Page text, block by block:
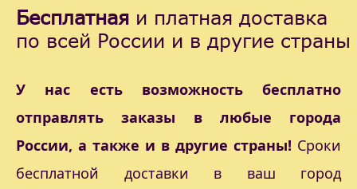
Бесплатная и платная доставка
по всей России и в другие страны
У нас есть возможность бесплатно
отправлять заказы в любые города
России, а также и в другие страны! Сроки
бесплатной доставки в ваш город